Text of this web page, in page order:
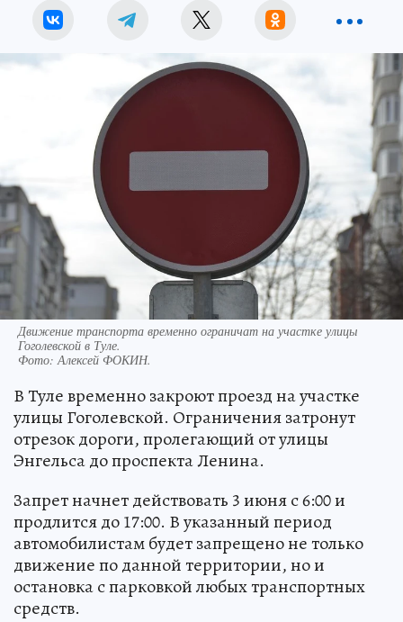
Движение транспорта временно ограничат на участке улицы
Гоголевской в Туле.
Фото:Алексей ФОКИН.
В Туле временно закроют проезд на участке
улицы Гоголевской. Ограничения затронут
отрезок дороги, пролегающий от улицы
Энгельса до проспекта Ленина.
Запрет начнет действовать 3 июня с 6:00 и
продлится до 17:00. В указанный период
автомобилистам будет запрещено не только
движение по данной территории, но и
остановка с парковкой любых транспортных
средств.